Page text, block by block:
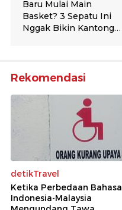
Rekomendasi
detikTravel
Ketika Perbedaan Bahasa
Indonesia-Malaysia